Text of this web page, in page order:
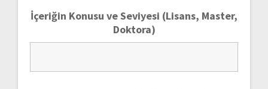
İçeriğin Konusu ve Seviyesi (Lisans, Master,
Doktora)